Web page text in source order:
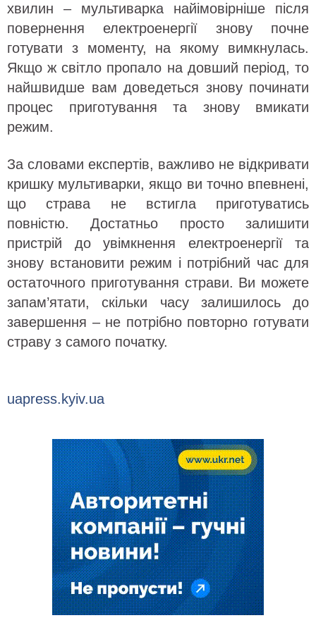
хвилин – мультиварка найімовірніше після
повернення електроенергії знову почне
готувати з моменту, на якому вимкнулась.
Якщо ж світло пропало на довший період, то
найшвидше вам доведеться знову починати
процес приготування та знову вмикати
режим.
За словами експертів, важливо не відкривати
кришку мультиварки, якщо ви точно впевнені,
що страва не встигла приготуватись
повністю. Достатньо просто залишити
пристрій до увімкнення електроенергії та
знову встановити режим і потрібний час для
остаточного приготування страви. Ви можете
запам’ятати, скільки часу залишилось до
завершення – не потрібно повторно готувати
страву з самого початку.
uapress.kyiv.ua